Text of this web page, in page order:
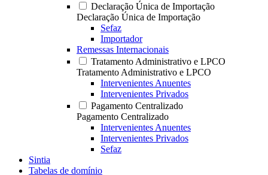
Declaração Única de Importação
Declaração Única de Importação
Sefaz
Importador
Remessas Internacionais
Tratamento Administrativo e LPCO
Tratamento Administrativo e LPCO
Intervenientes Anuentes
Intervenientes Privados
Pagamento Centralizado
Pagamento Centralizado
Intervenientes Anuentes
Intervenientes Privados
Sefaz
Sintia
Tabelas de domínio